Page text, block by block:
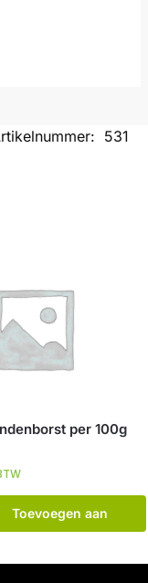
531
per 100g
Toevoegen aan